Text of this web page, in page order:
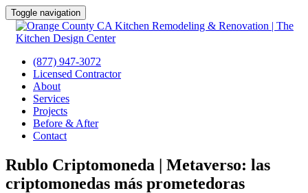
Toggle navigation
(877) 947-3072
Licensed Contractor
About
Services
Projects
Before & After
Contact
Rublo Criptomoneda | Metaverso: las
criptomonedas más prometedoras